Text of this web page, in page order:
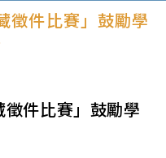
徵件比賽」鼓勵學
徵件比賽」鼓勵學